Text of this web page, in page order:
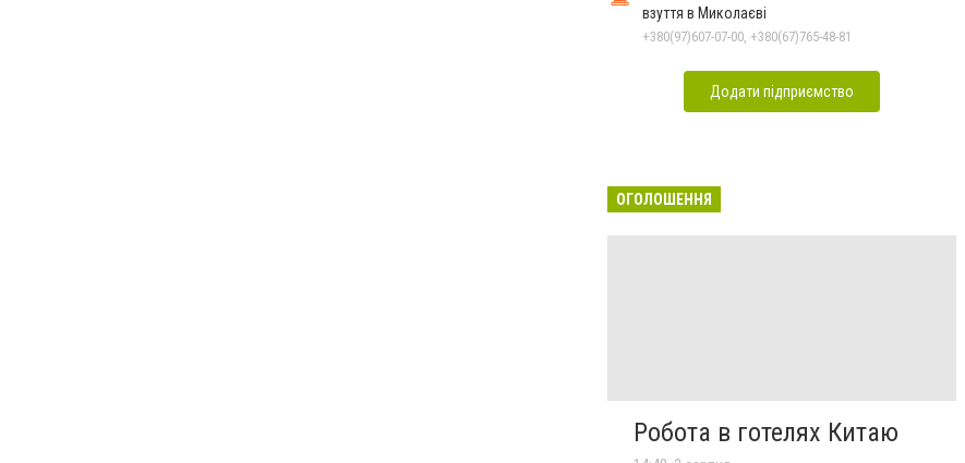
взуття в Миколаєві
+380(97)607-07-00, +380(67)765-48-81
Додати підприємство
ОГОЛОШЕННЯ
Робота в готелях Китаю